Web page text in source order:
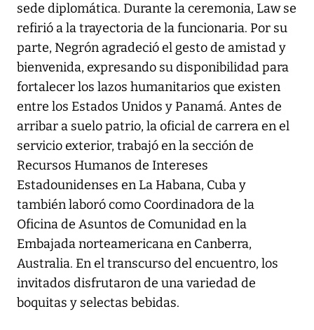
sede diplomática. Durante la ceremonia, Law se
refirió a la trayectoria de la funcionaria. Por su
parte, Negrón agradeció el gesto de amistad y
bienvenida, expresando su disponibilidad para
fortalecer los lazos humanitarios que existen
entre los Estados Unidos y Panamá. Antes de
arribar a suelo patrio, la oficial de carrera en el
servicio exterior, trabajó en la sección de
Recursos Humanos de Intereses
Estadounidenses en La Habana, Cuba y
también laboró como Coordinadora de la
Oficina de Asuntos de Comunidad en la
Embajada norteamericana en Canberra,
Australia. En el transcurso del encuentro, los
invitados disfrutaron de una variedad de
boquitas y selectas bebidas.